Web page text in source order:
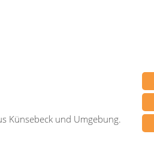
Künsebeck und Umgebung.